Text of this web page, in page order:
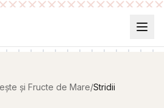
și Fructe de Mare/Stridii